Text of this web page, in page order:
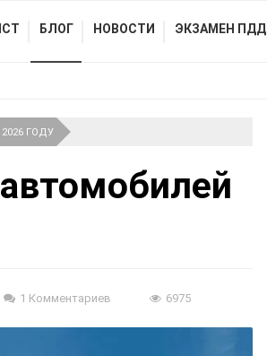
БЛОГ НОВОСТИ ЭКЗАМЕН ПДД
ГОДУ
1 Комментариев 6975